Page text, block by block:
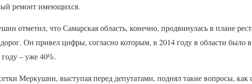
ремонт имеющихся.
отметил, что Самарская область, конечно, продвинулась в плане
Он привел цифры, согласно которым, в 2014 году в области было
– уже 40%.
Меркушин, выступая перед депутатами, поднял такие вопросы, как